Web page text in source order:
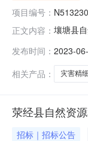
项目编号：
正文内容： 壤塘县
细化调
发布时间： 2023-
相关产品：
灾害精
荥经县自然资
招标｜招标公告